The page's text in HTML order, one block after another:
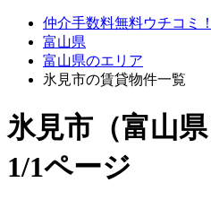
仲介手数料無料ウチコミ
富山県
富山県のエリア
氷見市の賃貸物件一覧
氷見市（富山県
1/1ページ